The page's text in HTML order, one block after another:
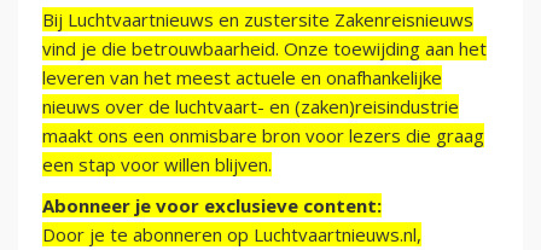
Bij Luchtvaartnieuws en zustersite Zakenreisnieuws
vind je die betrouwbaarheid. Onze toewijding aan het
leveren van het meest actuele en onafhankelijke
nieuws over de luchtvaart- en (zaken)reisindustrie
maakt ons een onmisbare bron voor lezers die graag
een stap voor willen blijven.
Abonneer je voor exclusieve content:
Door je te abonneren op Luchtvaartnieuws.nl,